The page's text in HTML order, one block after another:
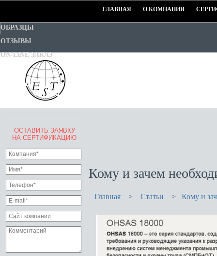
ГЛАВНАЯ О КОМПАНИИ
ОБРАЗЦЫ
ОТЗЫВЫ
ON-LINE ЗАКАЗ
ОСТАВИТЬ ЗАЯВКУ
НА СЕРТИФИКАЦИЮ
Кому и зачем
Главная > Статьи > Кому и